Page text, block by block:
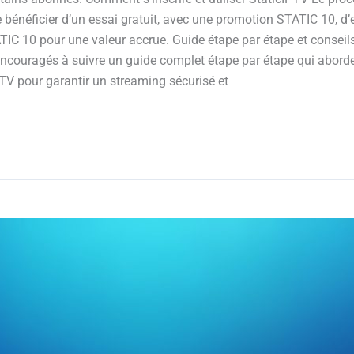
d’un essai gratuit, avec une promotion STATIC 10,
10 pour une valeur accrue. Guide étape par étape et
à suivre un guide complet étape par étape qui
pour garantir un streaming sécurisé et